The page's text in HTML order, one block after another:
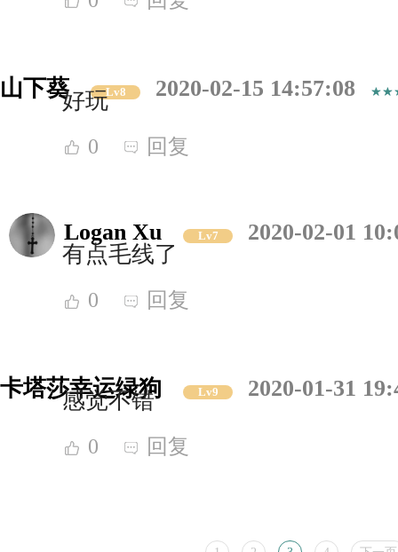
山下葵 Lv8 2020-02-15 14:57:08
好玩
0 回复
Logan Xu Lv7
2020-02-01
有点毛线了
0 回复
卡塔莎幸运绿狗 Lv9 2020-01-31
感觉不错
0 回复